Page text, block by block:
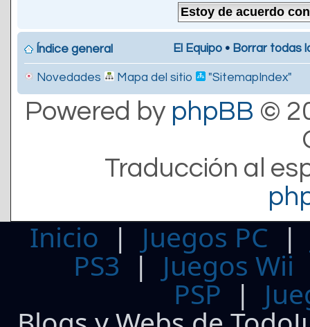
Índice general El Equipo • Borrar todas
Novedades Mapa del sitio "SitemapIndex"
Powered by phpBB ©
Traducción al
Inicio | Juegos PC
PS3| Juegos Wii
PSP |